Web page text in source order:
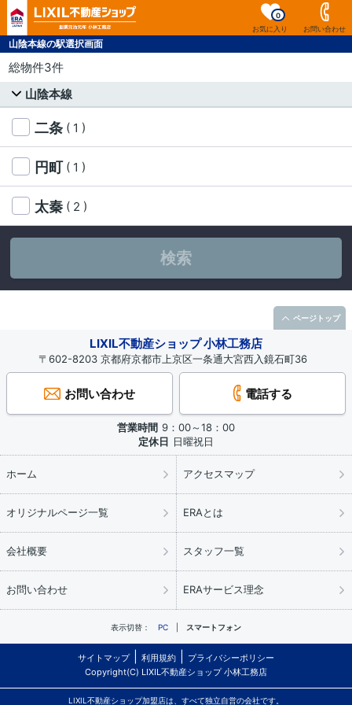
お気に入り
0
お問い合わせ
山陰本線の駅選択画面
総物件3件
山陰本線
二条 ( 1 )
円町 ( 1 )
太秦 ( 2 )
検索
LIXIL不動産ショップ 小林工務店
〒602-8203 京都府京都市上京区一条通大宮西入鏡石町36
お問い合わせ 電話する
営業時間 9：00～18：00
定休日 日曜祝日
ホーム アクセスマップ
オリジナルページ一覧 ERAとは
会社概要 スタッフ一覧
お問い合わせ ERAサービス理念
表示切替： PC スマートフォン
サイトマップ 利用規約
プライバシーポリシー
Copyright(C) LIXIL不動産ショップ 小林工務店
LIXIL不動産ショップ加盟店は、すべて独立自営の会社です。
ページトップ